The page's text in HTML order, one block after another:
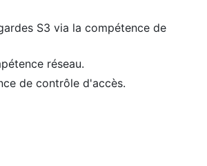
S3 via la compétence de
réseau.
de contrôle d'accès.